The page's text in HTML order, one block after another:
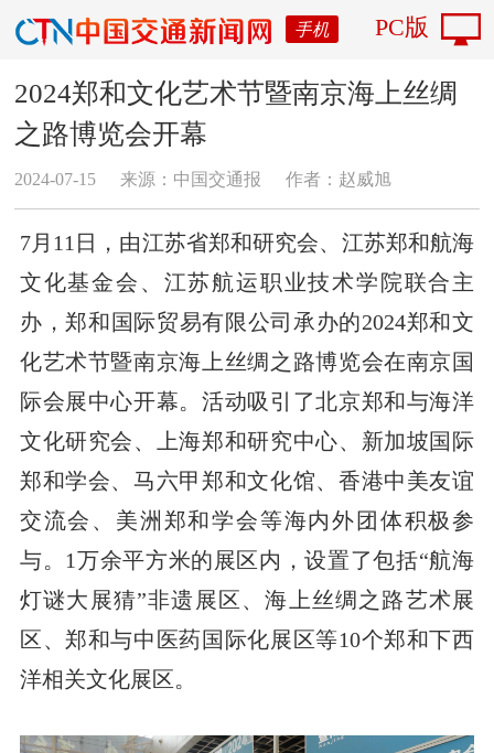
手机 PC版
2024郑和文化艺术节暨南京海上丝绸
之路博览会开幕
2024-07-15 来源：中国交通报 作者：赵威旭
7月11日，由江苏省郑和研究会、江苏郑和航海
文化基金会、江苏航运职业技术学院联合主
办，郑和国际贸易有限公司承办的2024郑和文
化艺术节暨南京海上丝绸之路博览会在南京国
际会展中心开幕。活动吸引了北京郑和与海洋
文化研究会、上海郑和研究中心、新加坡国际
郑和学会、马六甲郑和文化馆、香港中美友谊
交流会、美洲郑和学会等海内外团体积极参
与。1万余平方米的展区内，设置了包括“航海
灯谜大展猜”非遗展区、海上丝绸之路艺术展
区、郑和与中医药国际化展区等10个郑和下西
洋相关文化展区。